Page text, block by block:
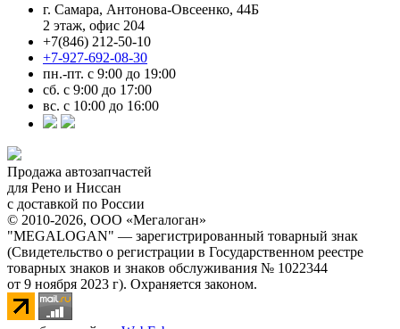
г. Самара, Антонова-Овсеенко, 44Б
2 этаж, офис 204
+7(846) 212-50-10
+7-927-692-08-30
пн.-пт. с 9:00 до 19:00
сб. с 9:00 до 17:00
вс. с 10:00 до 16:00
Продажа автозапчастей
для Рено и Ниссан
с доставкой по России
© 2010-2026, ООО «Мегалоган»
"MEGALOGAN" — зарегистрированный товарный знак
(Свидетельство о регистрации в Государственном реестре
товарных знаков и знаков обслуживания № 1022344
от 9 ноября 2023 г). Охраняется законом.